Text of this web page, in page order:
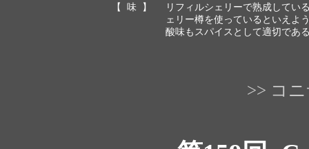
【 味 】
リフィルシェリーで熟成してい
ェリー樽を使っているといえよ
酸味もスパイスとして適切であ
>> コ